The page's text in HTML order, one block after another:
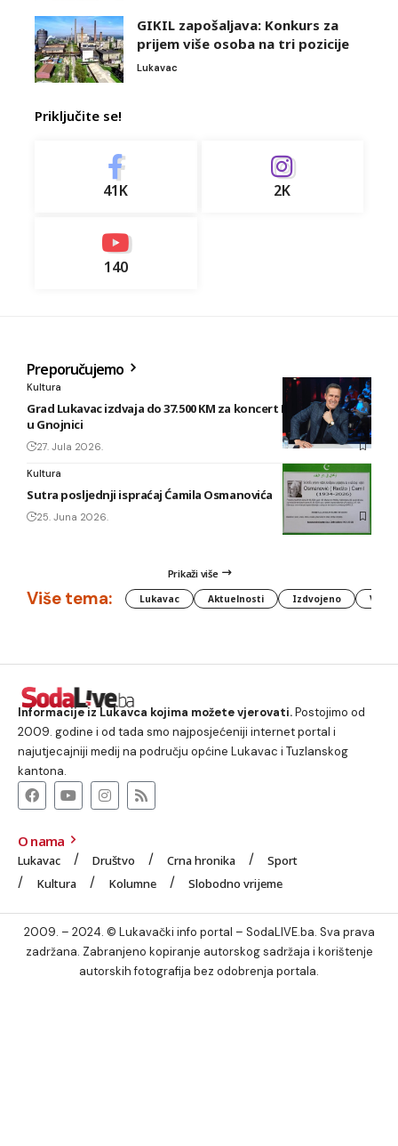
GIKIL zapošaljava: Konkurs za
prijem više osoba na tri pozicije
Lukavac
Priključite se!
41K 2K
140
Preporučujemo
Kultura
Grad Lukavac izdvaja do 37.500 KM za koncert Enesa Begovića
u Gnojnici
27. Jula 2026.
Kultura
Sutra posljednji ispraćaj Ćamila Osmanovića
25. Juna 2026.
Prikaži više
Više tema: Lukavac Aktuelnosti Izdvojeno
Informacije iz Lukavca kojima možete vjerovati.Postojimo od
2009. godine i od tada smo najposjećeniji internet portal i
najutjecajniji medij na području općine Lukavac i Tuzlanskog
kantona.
O nama
Lukavac Društvo Crna hronika
Sport
Kultura
Kolumne Slobodno vrijeme
2009. – 2024. © Lukavački info portal – SodaLIVE.ba. Sva prava
zadržana. Zabranjeno kopiranje autorskog sadržaja i korištenje
autorskih fotografija bez odobrenja portala.